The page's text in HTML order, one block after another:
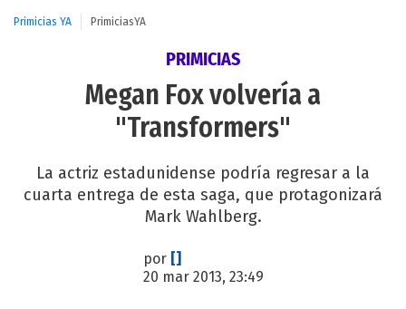
Primicias YA PrimiciasYA
PRIMICIAS
Megan Fox volvería a
"Transformers"
La actriz estadunidense podría regresar a la
cuarta entrega de esta saga, que protagonizará
Mark Wahlberg.
por []
20 mar 2013, 23:49